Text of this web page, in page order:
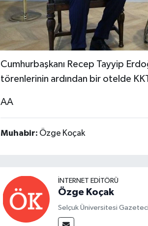
Cumhurbaşkanı Recep Tayyip
törenlerinin ardından bir otelde
AA
Muhabir: Özge Koçak
İNTERNET EDITÖRÜ
Özge Koçak
Selçuk Üniversitesi